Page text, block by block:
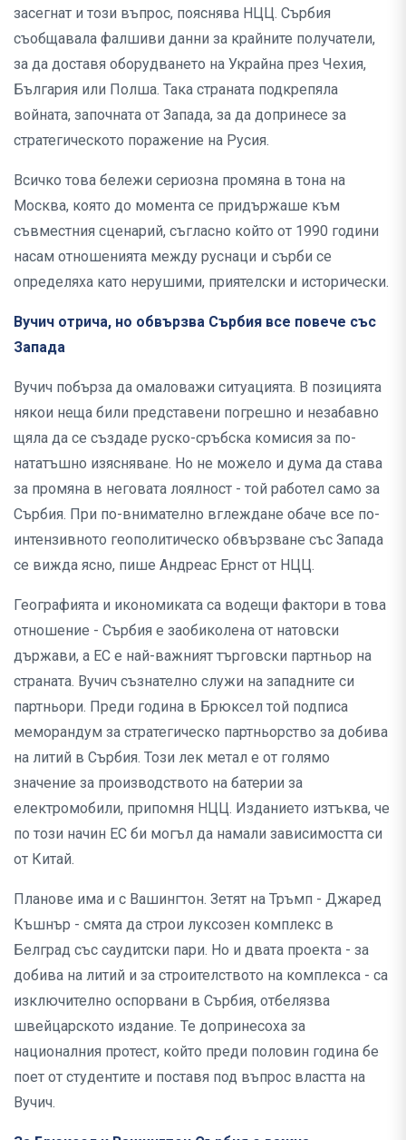
засегнат и този въпрос, пояснява НЦЦ. Сърбия
съобщавала фалшиви данни за крайните получатели,
за да доставя оборудването на Украйна през Чехия,
България или Полша. Така страната подкрепяла
войната, започната от Запада, за да допринесе за
стратегическото поражение на Русия.
Всичко това бележи сериозна промяна в тона на
Москва, която до момента се придържаше към
съвместния сценарий, съгласно който от 1990 години
насам отношенията между руснаци и сърби се
определяха като нерушими, приятелски и исторически.
Вучич отрича, но обвързва Сърбия все повече със
Запада
Вучич побърза да омаловажи ситуацията. В позицията
някои неща били представени погрешно и незабавно
щяла да се създаде руско-сръбска комисия за по-
нататъшно изясняване. Но не можело и дума да става
за промяна в неговата лоялност - той работел само за
Сърбия. При по-внимателно вглеждане обаче все по-
интензивното геополитическо обвързване със Запада
се вижда ясно, пише Андреас Ернст от НЦЦ.
Географията и икономиката са водещи фактори в това
отношение - Сърбия е заобиколена от натовски
държави, а ЕС е най-важният търговски партньор на
страната. Вучич съзнателно служи на западните си
партньори. Преди година в Брюксел той подписа
меморандум за стратегическо партньорство за добива
на литий в Сърбия. Този лек метал е от голямо
значение за производството на батерии за
електромобили, припомня НЦЦ. Изданието изтъква, че
по този начин ЕС би могъл да намали зависимостта си
от Китай.
Планове има и с Вашингтон. Зетят на Тръмп - Джаред
Къшнър - смята да строи луксозен комплекс в
Белград със саудитски пари. Но и двата проекта - за
добива на литий и за строителството на комплекса - са
изключително оспорвани в Сърбия, отбелязва
швейцарското издание. Те допринесоха за
националния протест, който преди половин година бе
поет от студентите и поставя под въпрос властта на
Вучич.